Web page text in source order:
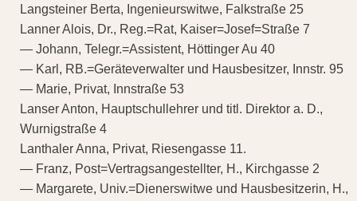
Langsteiner Berta, Ingenieurswitwe, Falkstraße 25
Lanner Alois, Dr., Reg.=Rat, Kaiser=Josef=Straße 7
— Johann, Telegr.=Assistent, Höttinger Au 40
— Karl, RB.=Geräteverwalter und Hausbesitzer, Innstr. 95
— Marie, Privat, Innstraße 53
Lanser Anton, Hauptschullehrer und titl. Direktor a. D.,
Wurnigstraße 4
Lanthaler Anna, Privat, Riesengasse 11.
— Franz, Post=Vertragsangestellter, H., Kirchgasse 2
— Margarete, Univ.=Dienerswitwe und Hausbesitzerin, H.,